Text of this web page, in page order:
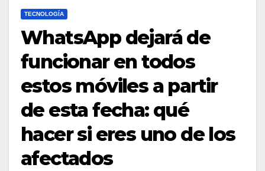
TECNOLOGÍA
WhatsApp dejará de
funcionar en todos
estos móviles a partir
de esta fecha: qué
hacer si eres uno de los
afectados